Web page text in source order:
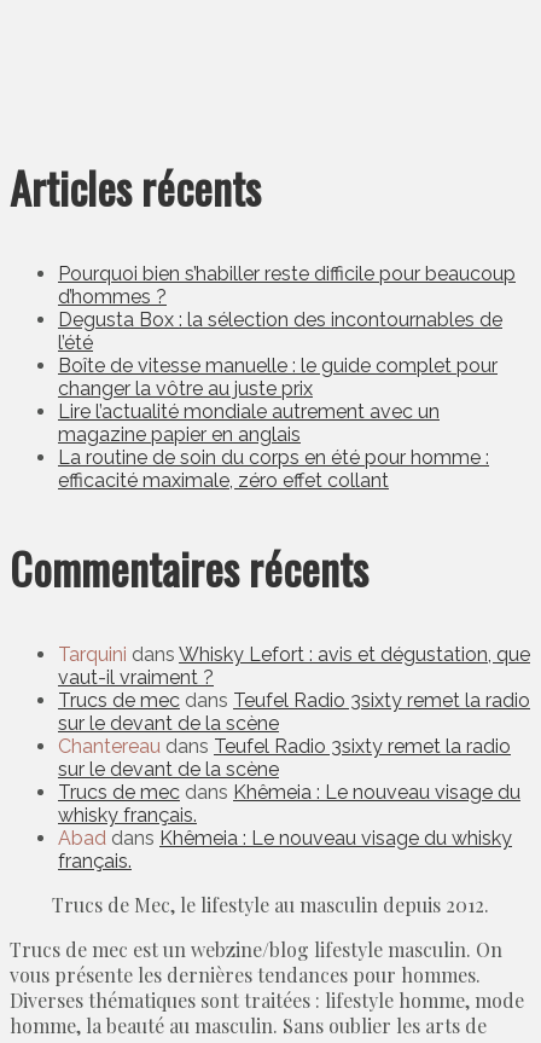
Articles récents
Pourquoi bien s’habiller reste difficile pour beaucoup
d’hommes ?
Degusta Box : la sélection des incontournables de
l’été
Boîte de vitesse manuelle : le guide complet pour
changer la vôtre au juste prix
Lire l’actualité mondiale autrement avec un
magazine papier en anglais
La routine de soin du corps en été pour homme :
efficacité maximale, zéro effet collant
Commentaires récents
Tarquini dans Whisky Lefort : avis et dégustation, que
vaut-il vraiment ?
Trucs de mec dans Teufel Radio 3sixty remet la radio
sur le devant de la scène
Chantereau dans Teufel Radio 3sixty remet la radio
sur le devant de la scène
Trucs de mec dans Khêmeia : Le nouveau visage du
whisky français.
Abad dans Khêmeia : Le nouveau visage du whisky
français.
Trucs de Mec, le lifestyle au masculin depuis 2012.
Trucs de mec est un webzine/blog lifestyle masculin. On
vous présente les dernières tendances pour hommes.
Diverses thématiques sont traitées : lifestyle homme, mode
homme, la beauté au masculin. Sans oublier les arts de